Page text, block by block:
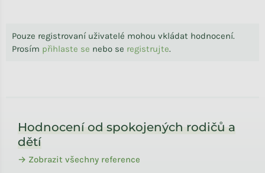
Pouze registrovaní uživatelé mohou vkládat hodnocení.
Prosím přihlaste se nebo se registrujte.
Hodnocení od spokojených rodičů a
dětí
→ Zobrazit všechny reference